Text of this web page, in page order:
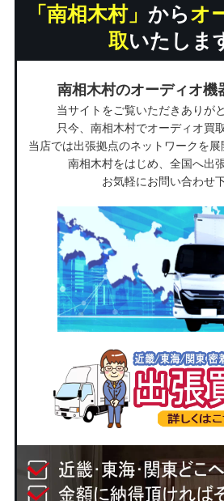
「南相木村」 からオ
取いたしま
南相木村のオーディオ機
当サイトをご覧いただきありが
只今、南相木村でオーディオ買
当店では出張拠点のネットワークを展
南相木村をはじめ、全国へ出
お気軽にお問い合わせ